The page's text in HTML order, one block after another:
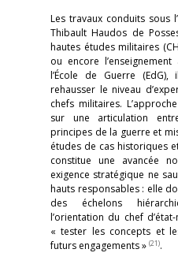
Les travaux conduits sous
Thibault Haudos de
hautes études militaires
ou encore
l’École de Guerre
rehausser le niveau
chefs militaires.
sur une articulation
principes de la guerre et
études de cas historiques
constitue une avancée
exigence stratégique ne
hauts responsables : elle
des échelons
l’orientation du chef
« tester les concepts et
futurs engagements » (21).